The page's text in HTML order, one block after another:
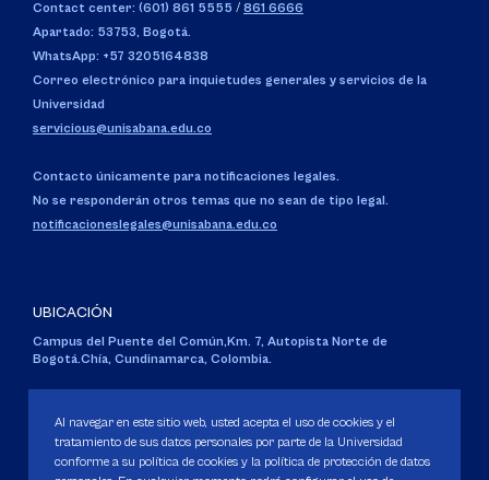
Contact center: (601) 861 5555 / 861 6666
Apartado: 53753, Bogotá.
WhatsApp: +57 3205164838
Correo electrónico para inquietudes generales y servicios de la
Universidad
servicious@unisabana.edu.co
Contacto únicamente para notificaciones legales.
No se responderán otros temas que no sean de tipo legal.
notificacioneslegales@unisabana.edu.co
UBICACIÓN
Campus del Puente del Común,Km. 7, Autopista Norte de
Bogotá.Chía, Cundinamarca, Colombia.
Personería Jurídica:Resolución 130 del 14 de enero de 1980.
Ministerio de Educación Nacional.
Al navegar en este sitio web, usted acepta el uso de cookies y el
tratamiento de sus datos personales por parte de la Universidad
conforme a su política de cookies y la política de protección de datos